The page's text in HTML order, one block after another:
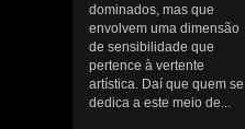
dominados, mas que
envolvem uma dimensão
de sensibilidade que
pertence à vertente
artística. Daí que quem se
dedica a este meio de...